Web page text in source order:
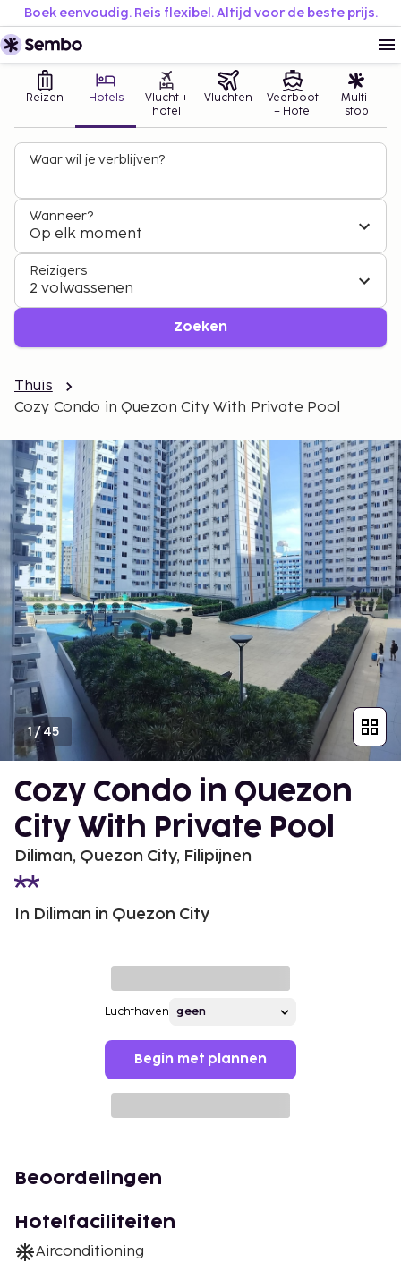
Boek eenvoudig. Reis flexibel. Altijd voor de beste prijs.
Reizen Hotels
Vlucht +
hotel
Vluchten
Veerboot
+ Hotel
Multi-
stop
Waar wil je verblijven?
Wanneer?
Op elk moment
Reizigers
2 volwassenen
Zoeken
Thuis
Cozy Condo in Quezon City With Private Pool
1/45
Cozy Condo in Quezon
City With Private Pool
Diliman, Quezon City, Filipijnen
In Diliman in Quezon City
Luchthaven
Begin met plannen
Beoordelingen
Hotelfaciliteiten
Airconditioning